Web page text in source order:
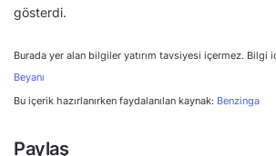
gösterdi.
Burada yer alan bilgiler yatırım tavsiyesi içermez. Bilgi
Beyanı
Bu içerik hazırlanırken faydalanılan kaynak: Benzinga
Paylaş